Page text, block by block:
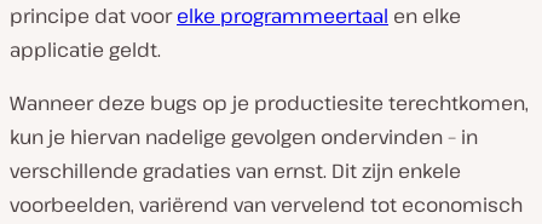
principe dat voorelke programmeertaal en elke
applicatie geldt.
Wanneer deze bugs op je productiesite terechtkomen,
kun je hiervan nadelige gevolgen ondervinden – in
verschillende gradaties van ernst. Dit zijn enkele
voorbeelden, variërend van vervelend tot economisch